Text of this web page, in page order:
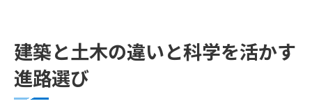
建築と土木の違いと科学を活かす
進路選び